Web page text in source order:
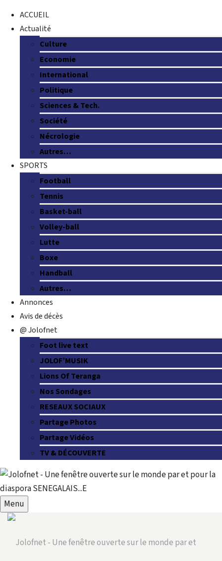
ACCUEIL
Actualité
Culture
Economie
International
Politique
Sciences & Tech.
Société
Nécrologie
Autres…
SPORTS
Football
Tennis
Basket-ball
Volley-ball
Lutte
Boxe
Handball
Autres…
Annonces
Avis de décès
@ Jolofnet
Foot live text
JOLOF’MUSIK
Lions Of Teranga
Nos Sondages
RESEAUX SOCIAUX
Partage Photos
Partage Vidéos
TV & DÉCOUVERTE
Menu